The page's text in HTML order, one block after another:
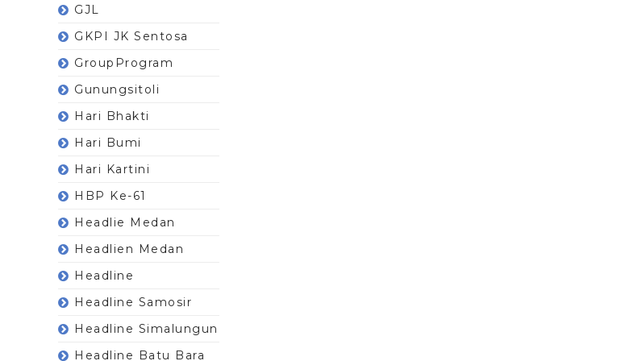
GJL
GKPI JK Sentosa
GroupProgram
Gunungsitoli
Hari Bhakti
Hari Bumi
Hari Kartini
HBP Ke-61
Headlie Medan
Headlien Medan
Headline
Headline Samosir
Headline Simalungun
Headline Batu Bara